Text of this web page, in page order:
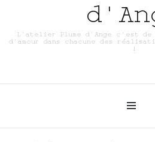
L'atelier Plume d'Ange c'est de
d'amour dans chacune des
!